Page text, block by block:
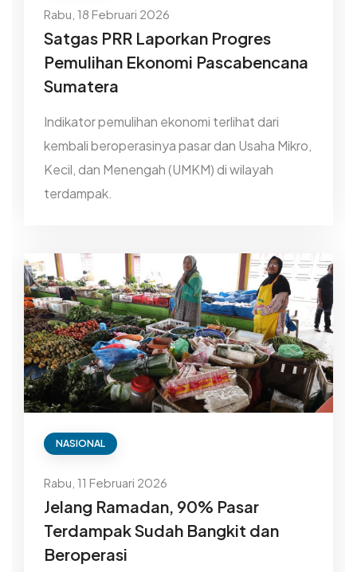
Rabu, 18 Februari 2026
Satgas PRR Laporkan Progres
Pemulihan Ekonomi Pascabencana
Sumatera
Indikator pemulihan ekonomi terlihat dari
kembali beroperasinya pasar dan Usaha Mikro,
Kecil, dan Menengah (UMKM) di wilayah
terdampak.
NASIONAL
Rabu, 11 Februari 2026
Jelang Ramadan, 90% Pasar
Terdampak Sudah Bangkit dan
Beroperasi